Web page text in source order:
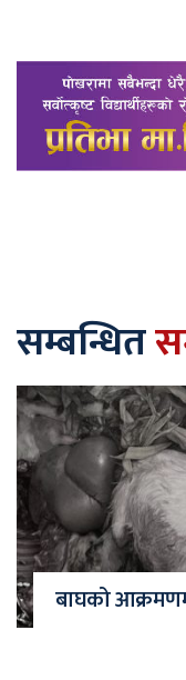
सम्बन्धित
बाघको